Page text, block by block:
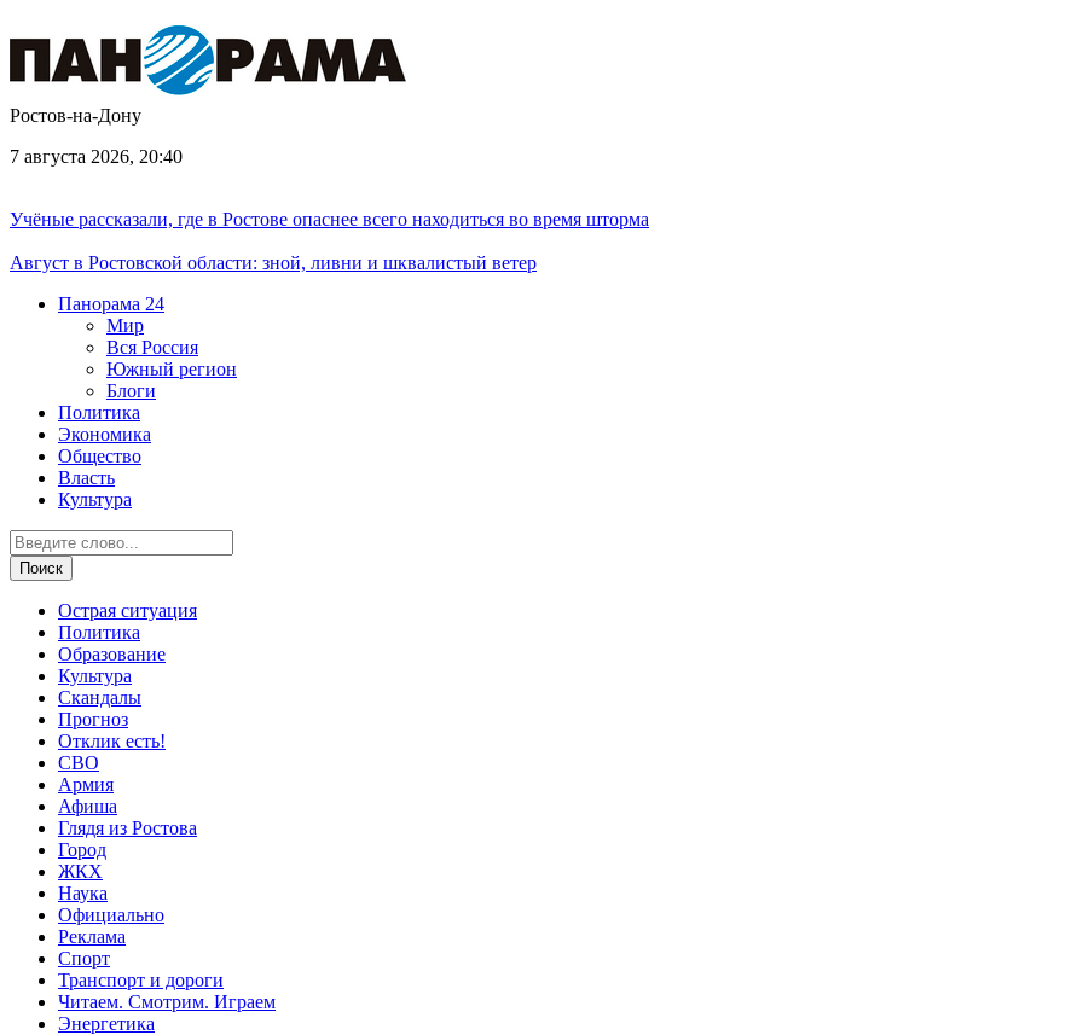
Ростов-на-Дону
7 августа 2026, 20:40
Учёные рассказали, где в Ростове опаснее всего находиться во время шторма
Август в Ростовской области: зной, ливни и шквалистый ветер
Панорама 24
Мир
Вся Россия
Южный регион
Блоги
Политика
Экономика
Общество
Власть
Культура
Острая ситуация
Политика
Образование
Культура
Скандалы
Прогноз
Отклик есть!
СВО
Армия
Афиша
Глядя из Ростова
Город
ЖКХ
Наука
Официально
Реклама
Спорт
Транспорт и дороги
Читаем. Смотрим. Играем
Энергетика